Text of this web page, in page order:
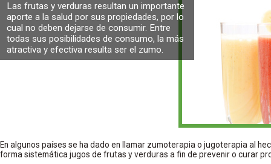
Las frutas y verduras resultan un importante
aporte a la salud por sus propiedades, por lo
cual no deben dejarse de consumir. Entre
todas sus posibilidades de consumo, la más
atractiva y efectiva resulta ser el zumo.
En algunos países se ha dado en llamar zumoterapia o jugoterapia al
forma sistemática jugos de frutas y verduras a fin de prevenir o curar